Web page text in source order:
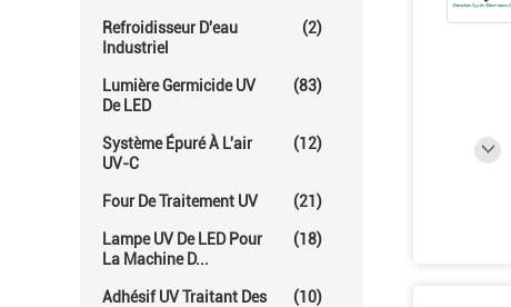
Refroidisseur D'eau
Industriel
(2)
Lumière Germicide UV
De LED
(83)
Système Épuré À L'air
UV-C
(12)
Four De Traitement UV (21)
Lampe UV De LED Pour
La Machine D...
(18)
Adhésif UV Traitant Des
(10)